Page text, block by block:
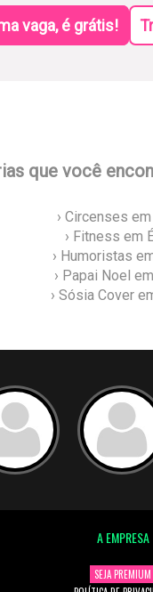
vaga, é grátis!
que você
› Circenses
› Fitness em
› Humoristas
› Papai Noel
› Sósia Cover
A EMPRESA
SEJA PREMIUM